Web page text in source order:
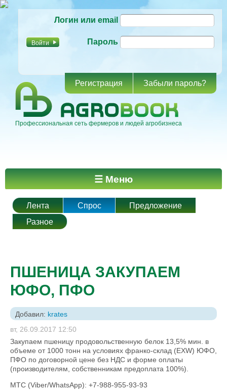
основному
Логин или email
Пароль
Регистрация Забыли пароль?
Профессиональная сеть фермеров и людей агробизнеса
Главное меню ☰ Меню
Лента Спрос
Предложение
Разное
ПШЕНИЦА ЗАКУПАЕМ
ЮФО, ПФО
Добавил: krates
вт, 26.09.2017 12:50
Закупаем пшеницу продовольственную белок 13,5% мин. в
объеме от 1000 тонн на условиях франко-склад (EXW) ЮФО,
ПФО по договорной цене без НДС и форме оплаты
(производителям, собственникам предоплата 100%).
МТС (Viber/WhatsApp): +7-988-955-93-93